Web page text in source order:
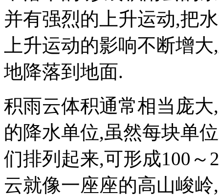
并有强烈的上升运动,把
上升运动的影响不断增
地降落到地面.
积雨云体积通常相当庞
的降水单位,虽然每块单
们排列起来,可形成100～
云就像一座座的高山峻